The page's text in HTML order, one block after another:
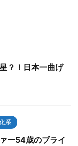
？！日本一曲げ
系
ー54歳のブライ